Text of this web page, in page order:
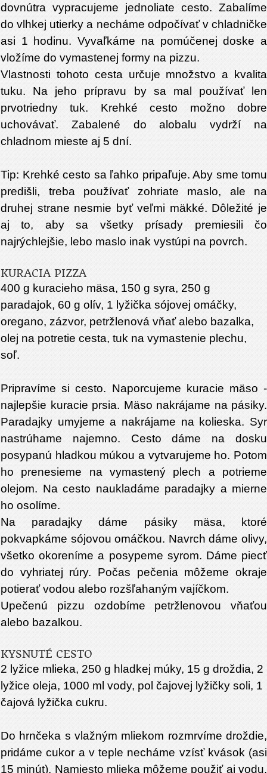
dovnútra vypracujeme jednoliate cesto. Zabalíme
do vlhkej utierky a necháme odpočívať v chladničke
asi 1 hodinu. Vyvaľkáme na pomúčenej doske a
vložíme do vymastenej formy na pizzu.
Vlastnosti tohoto cesta určuje množstvo a kvalita
tuku. Na jeho prípravu by sa mal používať len
prvotriedny tuk. Krehké cesto možno dobre
uchovávať. Zabalené do alobalu vydrží na
chladnom mieste aj 5 dní.
Tip: Krehké cesto sa ľahko pripaľuje. Aby sme tomu
predišli, treba používať zohriate maslo, ale na
druhej strane nesmie byť veľmi mäkké. Dôležité je
aj to, aby sa všetky prísady premiesili čo
najrýchlejšie, lebo maslo inak vystúpi na povrch.
KURACIA PIZZA
400 g kuracieho mäsa, 150 g syra, 250 g
paradajok, 60 g olív, 1 lyžička sójovej omáčky,
oregano, zázvor, petržlenová vňať alebo bazalka,
olej na potretie cesta, tuk na vymastenie plechu,
soľ.
Pripravíme si cesto. Naporcujeme kuracie mäso -
najlepšie kuracie prsia. Mäso nakrájame na pásiky.
Paradajky umyjeme a nakrájame na kolieska. Syr
nastrúhame najemno. Cesto dáme na dosku
posypanú hladkou múkou a vytvarujeme ho. Potom
ho prenesieme na vymastený plech a potrieme
olejom. Na cesto naukladáme paradajky a mierne
ho osolíme.
Na paradajky dáme pásiky mäsa, ktoré
pokvapkáme sójovou omáčkou. Navrch dáme olivy,
všetko okoreníme a posypeme syrom. Dáme piecť
do vyhriatej rúry. Počas pečenia môžeme okraje
potierať vodou alebo rozšľahaným vajíčkom.
Upečenú pizzu ozdobíme petržlenovou vňaťou
alebo bazalkou.
KYSNUTÉ CESTO
2 lyžice mlieka, 250 g hladkej múky, 15 g droždia, 2
lyžice oleja, 1000 ml vody, pol čajovej lyžičky soli, 1
čajová lyžička cukru.
Do hrnčeka s vlažným mliekom rozmrvíme droždie,
pridáme cukor a v teple necháme vzísť kvások (asi
15 minút). Namiesto mlieka môžeme použiť aj vodu.